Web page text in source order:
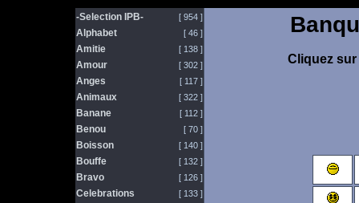
Cliquez
-Selection IPB- [ 954 ]
Alphabet [ 46 ]
Amitie [ 138 ]
Amour [ 302 ]
Anges [ 117 ]
Animaux [ 322 ]
Banane [ 112 ]
Benou [ 70 ]
Boisson [ 140 ]
Bouffe [ 132 ]
Bravo [ 126 ]
Celebrations [ 133 ]